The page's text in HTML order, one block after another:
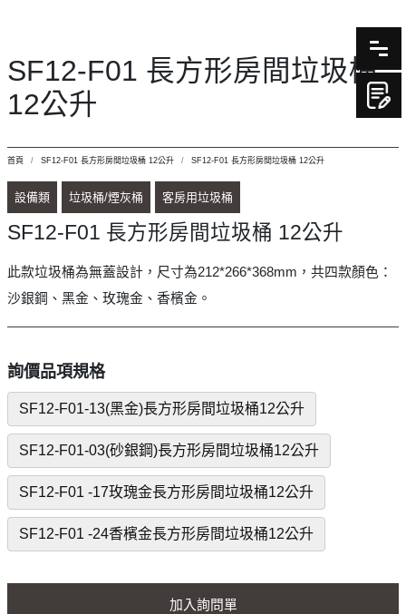
SF12-F01 長方形房間垃圾桶
12公升
首頁 SF12-F01 長方形房間垃圾桶 12公升 SF12-F01 長方形房間垃圾桶 12公升
設備類 垃圾桶/煙灰桶 客房用垃圾桶
SF12-F01 長方形房間垃圾桶 12公升
此款垃圾桶為無蓋設計，尺寸為212*266*368mm，共四款顏色：
沙銀鋼、黑金、玫瑰金、香檳金。
詢價品項規格
SF12-F01-13(黑金)長方形房間垃圾桶12公升
SF12-F01-03(砂銀鋼)長方形房間垃圾桶12公升
SF12-F01 -17玫瑰金長方形房間垃圾桶12公升
SF12-F01 -24香檳金長方形房間垃圾桶12公升
加入詢問單